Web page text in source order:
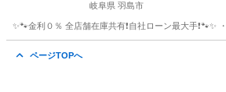
岐阜県 羽島市
✨🐾金利０％ 全店舗在庫共有❗️自社ローン最大手
ページTOPへ